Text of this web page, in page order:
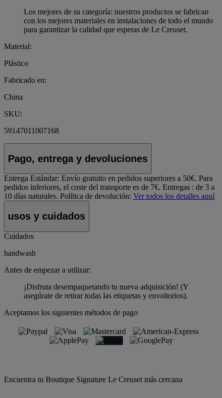
Los mejores de su categoría: nuestros productos se fabrican
con los mejores materiales en instalaciones de todo el mundo
para garantizar la calidad que esperas de Le Creuset.
Material:
Plástico
Fabricado en:
China
SKU:
59147011007168
Pago, entrega y devoluciones
Entrega Estándar: Envío gratuito en pedidos superiores a 50€. Para
pedidos inferiores, el coste del transporte es de 7€. Entregas : de 3 a
10 días naturales. Política de devolución: Ver todos los detalles aquí
usos y cuidados
Cuidados
handwash
Antes de empezar a utilizar:
¡Disfruta desempaquetando tu nueva adquisición! (Y
asegúrate de retirar todas las etiquetas y envoltorios).
Aceptamos los siguientes métodos de pago
Encuentra tu Boutique Signature Le Creuset más cercana